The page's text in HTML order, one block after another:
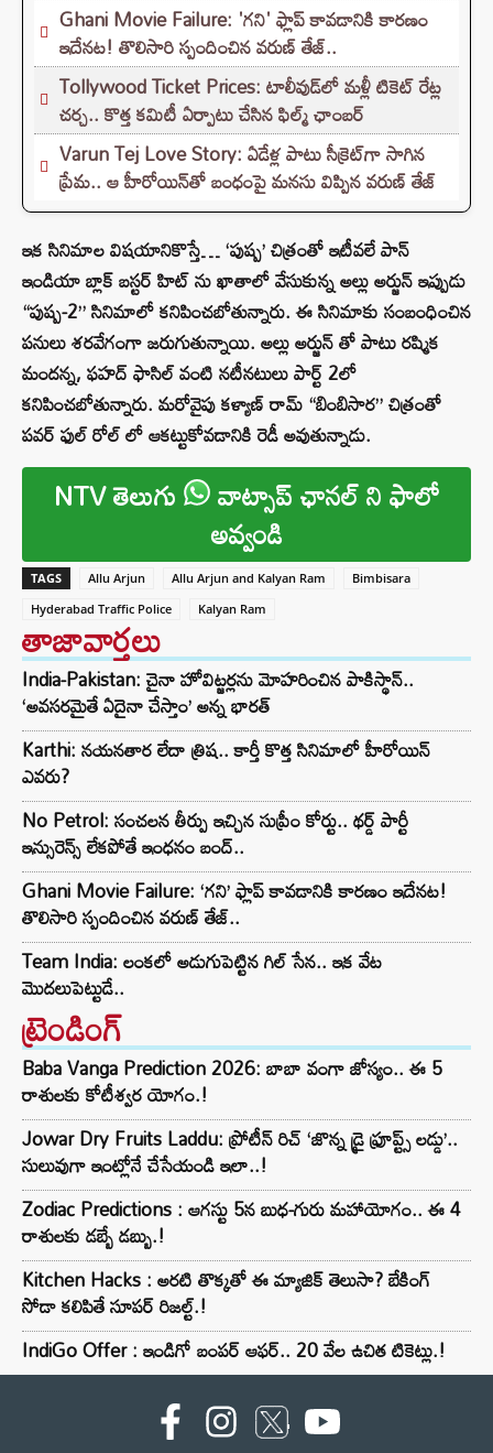
Ghani Movie Failure: 'గని' ఫ్లాప్‌ కావడానికి కారణం
ఇదేనట! తొలిసారి స్పందించిన వరుణ్ తేజ్..
Tollywood Ticket Prices: టాలీవుడ్‌లో మళ్లీ టికెట్‌ రేట్ల
చర్చ.. కొత్త కమిటీ ఏర్పాటు చేసిన ఫిల్మ్‌ ఛాంబర్‌
Varun Tej Love Story: ఏడేళ్ల పాటు సీక్రెట్‌గా సాగిన
ప్రేమ.. ఆ హీరోయిన్‌తో బంధంపై మనసు విప్పిన వరుణ్ తేజ్
ఇక సినిమాల విషయానికొస్తే… ‘పుష్ప’ చిత్రంతో ఇటీవలే పాన్
ఇండియా బ్లాక్ బస్టర్ హిట్ ను ఖాతాలో వేసుకున్న అల్లు అర్జున్ ఇప్పుడు
“పుష్ప-2” సినిమాలో కనిపించబోతున్నారు. ఈ సినిమాకు సంబంధించిన
పనులు శరవేగంగా జరుగుతున్నాయి. అల్లు అర్జున్ తో పాటు రష్మిక
మందన్న, ఫహద్ ఫాసిల్ వంటి నటీనటులు పార్ట్ 2లో
కనిపించబోతున్నారు. మరోవైపు కళ్యాణ్ రామ్ “బింబిసార” చిత్రంతో
పవర్ ఫుల్ రోల్ లో ఆకట్టుకోవడానికి రెడీ అవుతున్నాడు.
NTV తెలుగు వాట్సాప్ ఛానల్ ని ఫాలో
అవ్వండి
TAGS Allu Arjun Allu Arjun and Kalyan Ram
Bimbisara
Hyderabad Traffic Police
Kalyan Ram
తాజావార్తలు
India-Pakistan: చైనా హోవిట్జర్లను మోహరించిన పాకిస్థాన్..
‘అవసరమైతే ఏదైనా చేస్తాం’ అన్న భారత్
Karthi: నయనతార లేదా త్రిష.. కార్తీ కొత్త సినిమాలో హీరోయిన్
ఎవరు?
No Petrol: సంచలన తీర్పు ఇచ్చిన సుప్రీం కోర్టు.. థర్డ్ పార్టీ
ఇన్సురెన్స్ లేకపోతే ఇంధనం బంద్..
Ghani Movie Failure: ‘గని’ ఫ్లాప్‌ కావడానికి కారణం ఇదేనట!
తొలిసారి స్పందించిన వరుణ్ తేజ్..
Team India: లంకలో అడుగుపెట్టిన గిల్ సేన.. ఇక వేట
మొదలుపెట్టుడే..
ట్రెండింగ్‌
Baba Vanga Prediction 2026: బాబా వంగా జోస్యం.. ఈ 5
రాశులకు కోటీశ్వర యోగం.!
Jowar Dry Fruits Laddu: ప్రోటీన్ రిచ్ ‘జొన్న డ్రై ఫ్రూప్ట్స్ లడ్డు’..
సులువుగా ఇంట్లోనే చేసేయండి ఇలా..!
Zodiac Predictions : ఆగస్టు 5న బుధ-గురు మహాయోగం.. ఈ 4
రాశులకు డబ్బే డబ్బు.!
Kitchen Hacks : అరటి తొక్కతో ఈ మ్యాజిక్ తెలుసా? బేకింగ్
సోడా కలిపితే సూపర్ రిజల్ట్.!
IndiGo Offer : ఇండిగో బంపర్ ఆఫర్.. 20 వేల ఉచిత టికెట్లు.!